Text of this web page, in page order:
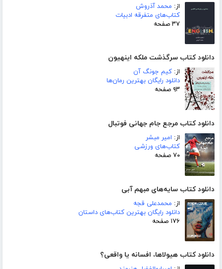
از: محمد آذروش
کتاب‌های متفرقه ادبیات
۳۷ صفحه
دانلود کتاب سرگذشت ملکه اینهیون
از: کیم جونگ آن
دانلود رایگان بهترین رمان‌ها
۹۳ صفحه
دانلود کتاب مرجع جام جهانی فوتبال
از: امیر مبشر
کتاب‌های ورزشی
۷۰ صفحه
دانلود کتاب سایه‌های مبهم آبی
از: محمدعلی قجه
دانلود رایگان بهترین کتاب‌های داستان
۱۷۶ صفحه
دانلود کتاب هیولاها، افسانه یا واقعی؟